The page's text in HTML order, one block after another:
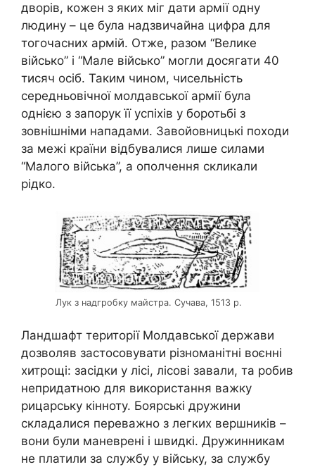
дворів, кожен з яких міг дати армії одну
людину – це була надзвичайна цифра для
тогочасних армій. Отже, разом “Велике
військо” і “Мале військо” могли досягати 40
тисяч осіб. Таким чином, чисельність
середньовічної молдавської армії була
однією з запорук її успіхів у боротьбі з
зовнішніми нападами. Завойовницькі походи
за межі країни відбувалися лише силами
“Малого війська”, а ополчення скликали
рідко.
Лук з надгробку майстра. Сучава, 1513 р.
Ландшафт території Молдавської держави
дозволяв застосовувати різноманітні воєнні
хитрощі: засідки у лісі, лісові завали, та робив
непридатною для використання важку
рицарську кінноту. Боярські дружини
складалися переважно з легких вершників –
вони були маневрені і швидкі. Дружинникам
не платили за службу у війську, за службу